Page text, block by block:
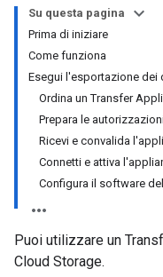
Su questa pagina
Prima di iniziare
Come funziona
Esegui l'esportazione dei
Ordina un Transfer
Prepara le
Ricevi e convalida
Connetti e attiva
Configura il software
Puoi utilizzare un
Cloud Storage.